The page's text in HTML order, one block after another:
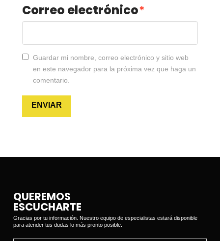
Correo electrónico*
Guardar mi nombre, correo electrónico y sitio web
en este navegador para la próxima vez que haga un
comentario.
QUEREMOS
ESCUCHARTE
Gracias por tu información. Nuestro equipo de especialistas estará disponible
para atender tus dudas lo más pronto posible.